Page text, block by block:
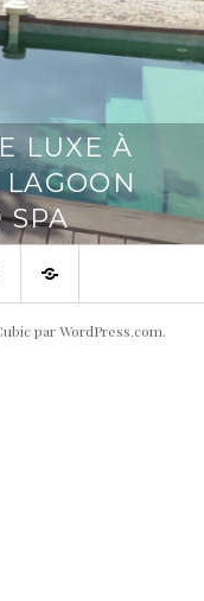
LUXE À
LAGOON
SPA
YoutubeContact
parWordPress.com.